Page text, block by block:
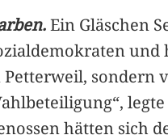
Ein Gläschen
und
Petterweil, sondern
hätten sich